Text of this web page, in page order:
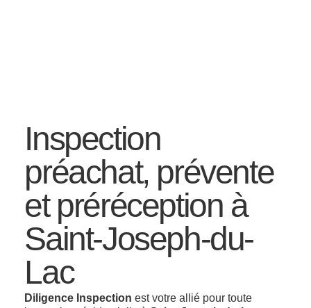
Inspection
préachat, prévente
et préréception à
Saint-Joseph-du-
Lac
Diligence Inspection est votre allié pour toute